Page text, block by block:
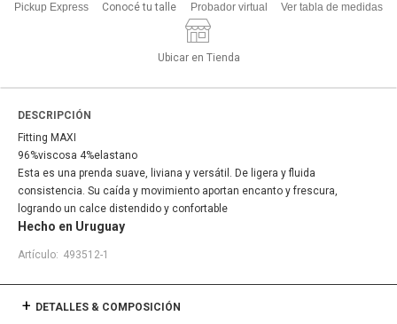
Pickup Express Conocé tu talle Probador virtual Ver tabla de medidas
Ubicar en Tienda
DESCRIPCIÓN
Fitting MAXI
96%viscosa 4%elastano
Esta es una prenda suave, liviana y versátil. De ligera y fluida
consistencia. Su caída y movimiento aportan encanto y frescura,
logrando un calce distendido y confortable
Hecho en Uruguay
493512-1
DETALLES & COMPOSICIÓN